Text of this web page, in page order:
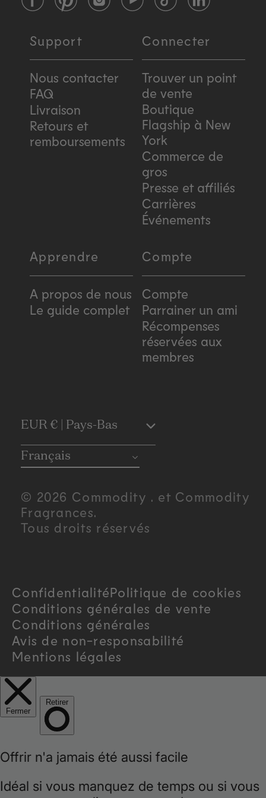
FacebookPinterestInstagramYouTubeTikTokLinkedIn
Support
Nous contacter
FAQ
Livraison
Retours et
remboursements
Connecter
Trouver un point
de vente
Boutique
Flagship à New
York
Commerce de
gros
Presse et affiliés
Carrières
Événements
Apprendre
A propos de nous
Le guide complet
Compte
Compte
Parrainer un ami
Récompenses
réservées aux
membres
C
o
u
n
y
/
r
e
g
o
EUR € | Pays-Bas
Français
© 2026 Commodity . et Commodity
Fragrances.
Tous droits réservés
ConfidentialitéPolitique de cookies
Conditions générales de vente
Conditions générales
Avis de non-responsabilité
Mentions légales